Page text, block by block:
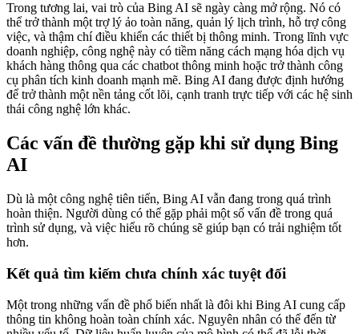
Trong tương lai, vai trò của Bing AI sẽ ngày càng mở rộng. Nó có
thể trở thành một trợ lý ảo toàn năng, quản lý lịch trình, hỗ trợ công
việc, và thậm chí điều khiển các thiết bị thông minh. Trong lĩnh vực
doanh nghiệp, công nghệ này có tiềm năng cách mạng hóa dịch vụ
khách hàng thông qua các chatbot thông minh hoặc trở thành công
cụ phân tích kinh doanh mạnh mẽ. Bing AI đang được định hướng
để trở thành một nền tảng cốt lõi, cạnh tranh trực tiếp với các hệ sinh
thái công nghệ lớn khác.
Các vấn đề thường gặp khi sử dụng Bing
AI
Dù là một công nghệ tiên tiến, Bing AI vẫn đang trong quá trình
hoàn thiện. Người dùng có thể gặp phải một số vấn đề trong quá
trình sử dụng, và việc hiểu rõ chúng sẽ giúp bạn có trải nghiệm tốt
hơn.
Kết quả tìm kiếm chưa chính xác tuyệt đối
Một trong những vấn đề phổ biến nhất là đôi khi Bing AI cung cấp
thông tin không hoàn toàn chính xác. Nguyên nhân có thể đến từ